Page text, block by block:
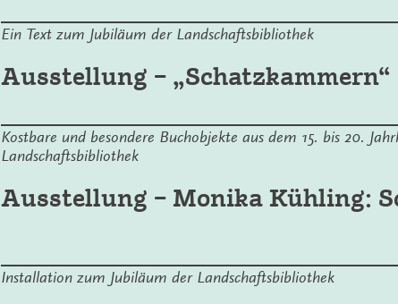
Ein Text zum Jubiläum der Landschaftsbibliothek
Ausstellung –
Kostbare und besondere Buchobjekte aus dem 15. bis 20.
Landschaftsbibliothek
Ausstellung – Monika Kühling:
Installation zum Jubiläum der Landschaftsbibliothek